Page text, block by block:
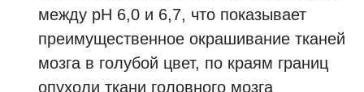
между рН 6,0 и 6,7, что показывает
преимущественное окрашивание тканей
мозга в голубой цвет, по краям границ
опухоли ткани головного мозга